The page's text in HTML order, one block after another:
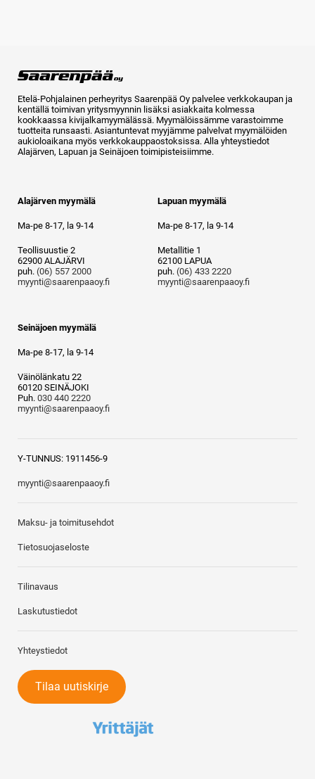
Etelä-Pohjalainen perheyritys Saarenpää Oy palvelee verkkokaupan ja
kentällä toimivan yritysmyynnin lisäksi asiakkaita kolmessa
kookkaassa kivijalkamyymälässä. Myymälöissämme varastoimme
tuotteita runsaasti. Asiantuntevat myyjämme palvelvat myymälöiden
aukioloaikana myös verkkokauppaostoksissa. Alla yhteystiedot
Alajärven, Lapuan ja Seinäjoen toimipisteisiimme.
Alajärven myymälä
Ma-pe 8-17, la 9-14
Teollisuustie 2
62900 ALAJÄRVI
puh. (06) 557 2000
myynti@saarenpaaoy.fi
Lapuan myymälä
Ma-pe 8-17, la 9-14
Metallitie 1
62100 LAPUA
puh. (06) 433 2220
myynti@saarenpaaoy.fi
Seinäjoen myymälä
Ma-pe 8-17, la 9-14
Väinölänkatu 22
60120 SEINÄJOKI
Puh. 030 440 2220
myynti@saarenpaaoy.fi
Y-TUNNUS: 1911456-9
myynti@saarenpaaoy.fi
Maksu- ja toimitusehdot
Tietosuojaseloste
Tilinavaus
Laskutustiedot
Yhteystiedot
Tilaa uutiskirje